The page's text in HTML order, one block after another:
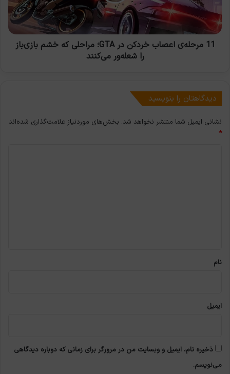
مراحلی
که
خشم
بازی‌باز
11 مرحله‌ی اعصاب خردکن در GTA؛ مراحلی که خشم بازی‌باز
را شعله‌ور می‌کنند
دیدگاهتان را بنویسید
نشانی ایمیل شما منتشر نخواهد شد. بخش‌های موردنیاز علامت‌گذاری شده‌اند
*
نام
ایمیل
ذخیره نام، ایمیل و وبسایت من در مرورگر برای زمانی که دوباره دیدگاهی
می‌نویسم.